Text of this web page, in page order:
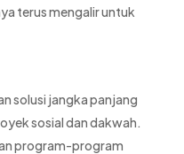
terus mengalir untuk
solusi jangka panjang
sosial dan dakwah.
program-program